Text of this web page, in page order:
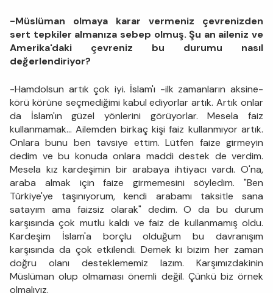
-Müslüman olmaya karar vermeniz çevrenizden
sert tepkiler almanıza sebep olmuş. Şu an aileniz ve
Amerika'daki çevreniz bu durumu nasıl
değerlendiriyor?
-Hamdolsun artık çok iyi. İslam'ı -ilk zamanların aksine-
körü körüne seçmediğimi kabul ediyorlar artık. Artık onlar
da İslam'ın güzel yönlerini görüyorlar. Mesela faiz
kullanmamak... Ailemden birkaç kişi faiz kullanmıyor artık.
Onlara bunu ben tavsiye ettim. Lütfen faize girmeyin
dedim ve bu konuda onlara maddi destek de verdim.
Mesela kız kardeşimin bir arabaya ihtiyacı vardı. O'na,
araba almak için faize girmemesini söyledim. "Ben
Türkiye'ye taşınıyorum, kendi arabamı taksitle sana
satayım ama faizsiz olarak" dedim. O da bu durum
karşısında çok mutlu kaldı ve faiz de kullanmamış oldu.
Kardeşim İslam'a borçlu olduğum bu davranışım
karşısında da çok etkilendi. Demek ki bizim her zaman
doğru olanı desteklememiz lazım. Karşımızdakinin
Müslüman olup olmaması önemli değil. Çünkü biz örnek
olmalıyız.